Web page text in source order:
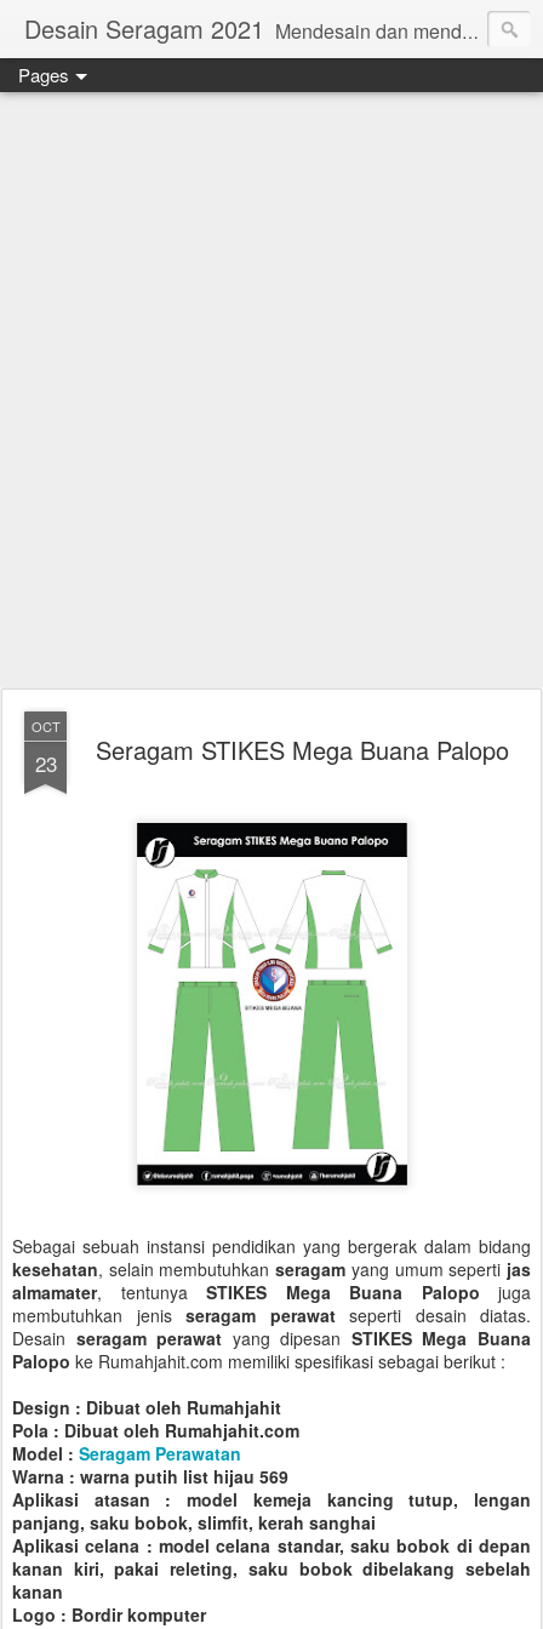
Desain Seragam 2021 Mendesain dan mendesain ulang SERAGAM KERJA 2018 www.rumahjahit.com
Pages
OCT
23 Seragam STIKES Mega Buana Palopo
Sebagai sebuah instansi pendidikan yang bergerak dalam bidang
kesehatan, selain membutuhkanseragam yang umum seperti jas
almamater, tentunya STIKES Mega Buana Palopo juga
membutuhkan jenis seragam perawatseperti desain diatas.
Desain seragam perawat yang dipesan STIKES Mega Buana
Palopo ke Rumahjahit.com memiliki spesifikasi sebagai berikut :
Design : Dibuat oleh Rumahjahit
Pola : Dibuat oleh Rumahjahit.com
Model : Seragam Perawatan
Warna : warna putih list hijau 569
Aplikasi atasan : model kemeja kancing tutup, lengan
panjang, saku bobok, slimfit, kerah sanghai
Aplikasi celana : model celana standar, saku bobok di depan
kanan kiri, pakai releting, saku bobok dibelakang sebelah
kanan
Logo : Bordir komputer